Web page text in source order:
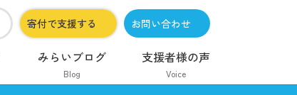
寄付で支援する お問い合わせ
みらいブログ
Blog
支援者様の声
Voice